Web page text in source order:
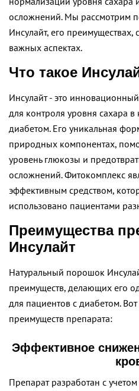
осложнений. Мы рассмотрим
Инсулайт, его преимуществах,
важных аспектах.
Что такое
Инсулайт - это
для контроля уровня сахара в
диабетом. Его уникальная
природных компонентах,
уровень глюкозы и
осложнений. Фитокомплекс
эффективным средством,
использовано пациентами
Преимущества
Инсулайт
Натуральный порошок
преимуществ, делающих его
для пациентов с диабетом.
преимуществ препарата:
Эффективное
Препарат разработан с